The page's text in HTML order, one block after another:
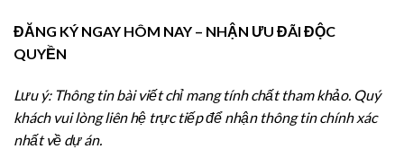
ĐĂNG KÝ NGAY HÔM NAY – NHẬN ƯU ĐÃI ĐỘC
QUYỀN
Lưu ý: Thông tin bài viết chỉ mang tính chất tham khảo. Quý
khách vui lòng liên hệ trực tiếp để nhận thông tin chính xác
nhất về dự án.